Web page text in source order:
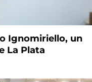
Ignomiriello, un
La Plata